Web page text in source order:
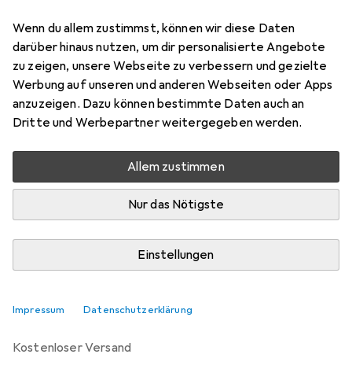
Wenn du allem zustimmst, können wir diese Daten
darüber hinaus nutzen, um dir personalisierte Angebote
zu zeigen, unsere Webseite zu verbessern und gezielte
Werbung auf unseren und anderen Webseiten oder Apps
anzuzeigen. Dazu können bestimmte Daten auch an
Dritte und Werbepartner weitergegeben werden.
Allem zustimmen
Nur das Nötigste
Einstellungen
Impressum Datenschutzerklärung
23
Bewertungen
Nur 2 Stück an Lager beim Lieferanten
Benachrichtigen, wenn schneller verfügbar
Lieferort angeben für genaue Lieferzeit
In den Warenkorb
Vergleichen
kostenloser Versand